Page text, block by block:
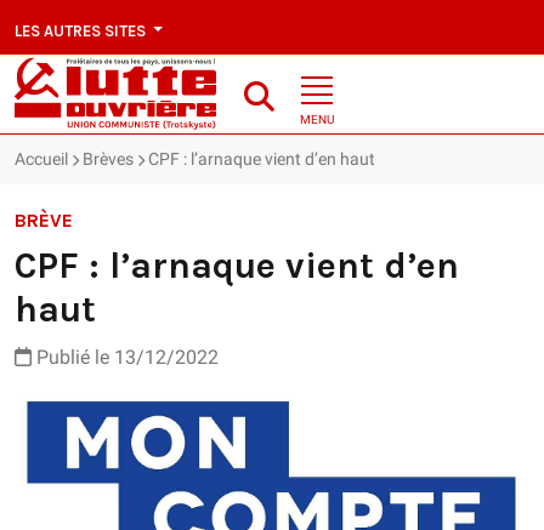
LES AUTRES SITES
MENU
Accueil Brèves CPF : l’arnaque vient d’en haut
BRÈVE
CPF : l’arnaque vient d’en
haut
Publié le 13/12/2022